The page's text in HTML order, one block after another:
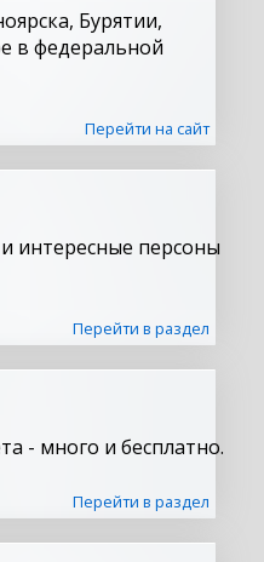
Бурятии,
в федеральной
Перейти на сайт
интересные персоны
Перейти в раздел
- много и бесплатно.
Перейти в раздел